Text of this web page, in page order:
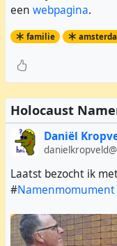
een webpagina.
familie
Holocaust
Daniël
Laatst bezocht ik
#Namenmomument